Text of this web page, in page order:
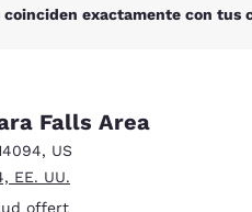
exactamente con tus
Falls Area
, US
EE. UU.
offert